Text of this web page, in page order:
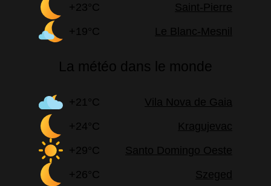
+23°C
Saint-Pierre
+19°C
Le Blanc-Mesnil
La météo dans le monde
+21°C
Vila Nova de Gaia
+24°C
Kragujevac
+29°C
Santo Domingo Oeste
+26°C
Szeged